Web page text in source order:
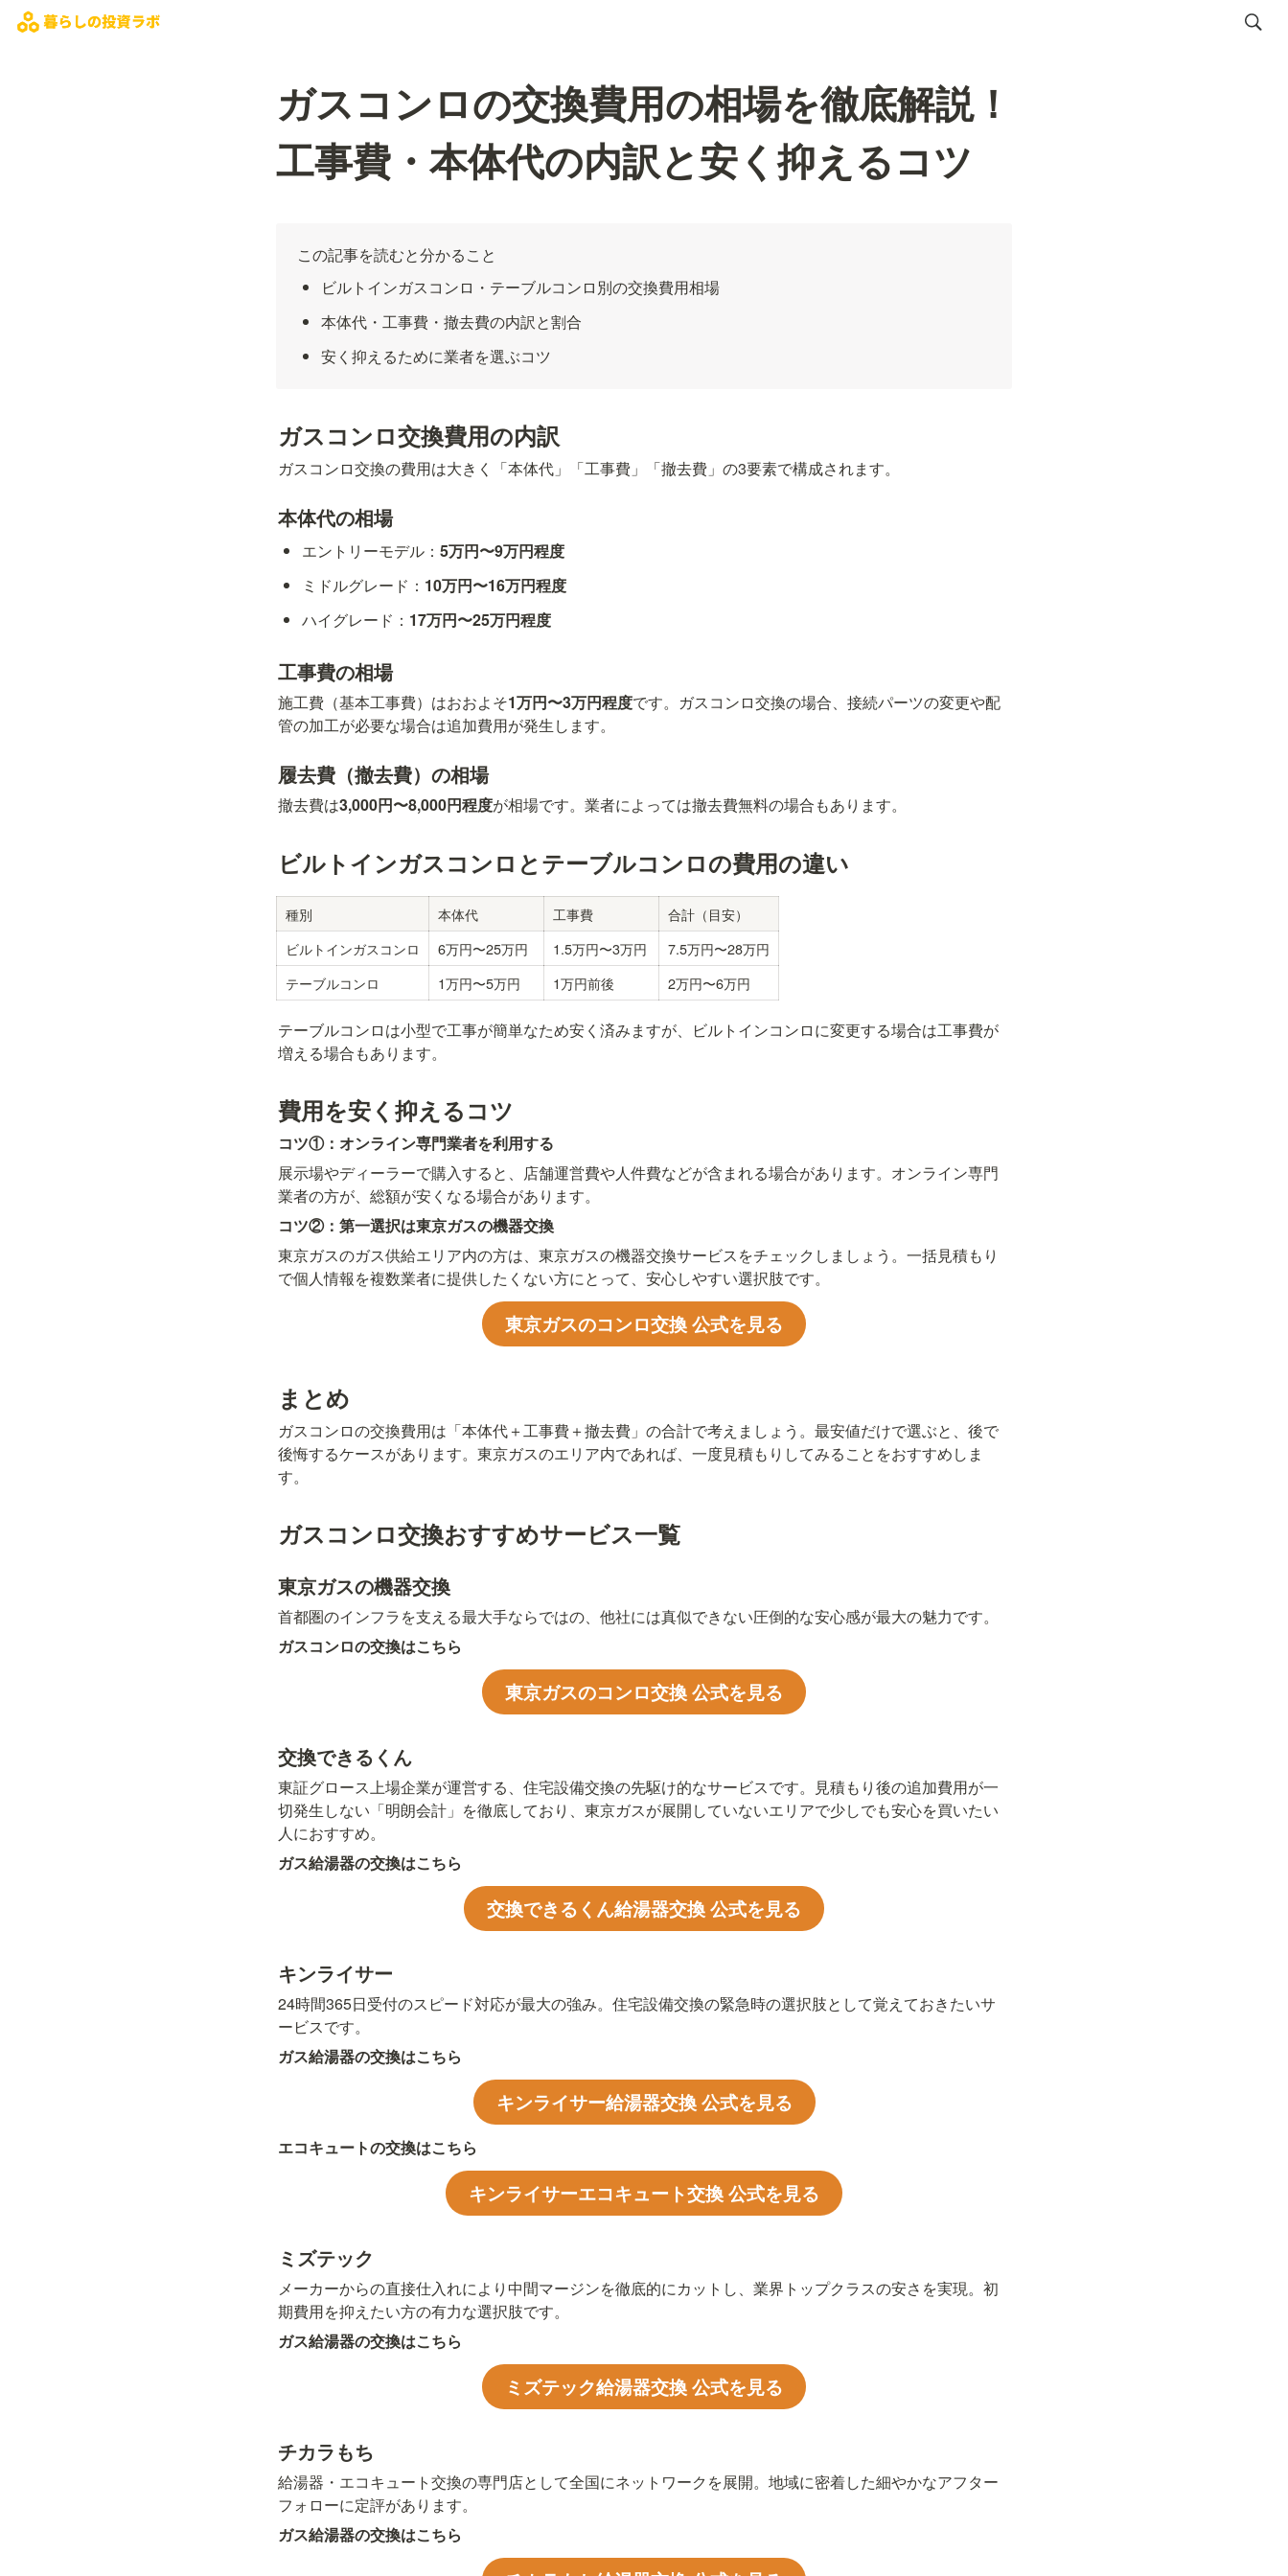
ガスコンロの交換費用の相場を徹底解説！
工事費・本体代の内訳と安く抑えるコツ
この記事を読むと分かること
ビルトインガスコンロ・テーブルコンロ別の交換費用相場
本体代・工事費・撤去費の内訳と割合
安く抑えるために業者を選ぶコツ
ガスコンロ交換費用の内訳
ガスコンロ交換の費用は大きく「本体代」「工事費」「撤去費」の3要素で構成されます。
本体代の相場
エントリーモデル：5万円〜9万円程度
ミドルグレード： 10万円〜16万円程度
ハイグレード： 17万円〜25万円程度
工事費の相場
施工費（基本工事費）はおおよそ1万円〜3万円程度です。ガスコンロ交換の場合、接続パーツの変更や配
管の加工が必要な場合は追加費用が発生します。
履去費（撤去費）の相場
撤去費は3,000円〜8,000円程度が相場です。業者によっては撤去費無料の場合もあります。
ビルトインガスコンロとテーブルコンロの費用の違い
種別 本体代 工事費
合計（目安）
ビルトインガスコンロ
6万円〜25万円 1.5万円〜3万円
7.5万円〜28万円
テーブルコンロ
1万円〜5万円 1万円前後 2万円〜6万円
テーブルコンロは小型で工事が簡単なため安く済みますが、ビルトインコンロに変更する場合は工事費が
増える場合もあります。
費用を安く抑えるコツ
コツ①：オンライン専門業者を利用する
展示場やディーラーで購入すると、店舗運営費や人件費などが含まれる場合があります。オンライン専門
業者の方が、総額が安くなる場合があります。
コツ②：第一選択は東京ガスの機器交換
東京ガスのガス供給エリア内の方は、東京ガスの機器交換サービスをチェックしましょう。一括見積もり
で個人情報を複数業者に提供したくない方にとって、安心しやすい選択肢です。
東京ガスのコンロ交換 公式を見る
まとめ
ガスコンロの交換費用は「本体代＋工事費＋撤去費」の合計で考えましょう。最安値だけで選ぶと、後で
後悔するケースがあります。東京ガスのエリア内であれば、一度見積もりしてみることをおすすめしま
す。
ガスコンロ交換おすすめサービス一覧
東京ガスの機器交換
首都圏のインフラを支える最大手ならではの、他社には真似できない圧倒的な安心感が最大の魅力です。
ガスコンロの交換はこちら
東京ガスのコンロ交換 公式を見る
交換できるくん
東証グロース上場企業が運営する、住宅設備交換の先駆け的なサービスです。見積もり後の追加費用が一
切発生しない「明朗会計」を徹底しており、東京ガスが展開していないエリアで少しでも安心を買いたい
人におすすめ。
ガス給湯器の交換はこちら
交換できるくん給湯器交換 公式を見る
キンライサー
24時間365日受付のスピード対応が最大の強み。住宅設備交換の緊急時の選択肢として覚えておきたいサ
ービスです。
ガス給湯器の交換はこちら
キンライサー給湯器交換 公式を見る
エコキュートの交換はこちら
キンライサーエコキュート交換 公式を見る
ミズテック
メーカーからの直接仕入れにより中間マージンを徹底的にカットし、業界トップクラスの安さを実現。初
期費用を抑えたい方の有力な選択肢です。
ガス給湯器の交換はこちら
ミズテック給湯器交換 公式を見る
チカラもち
給湯器・エコキュート交換の専門店として全国にネットワークを展開。地域に密着した細やかなアフター
フォローに定評があります。
ガス給湯器の交換はこちら